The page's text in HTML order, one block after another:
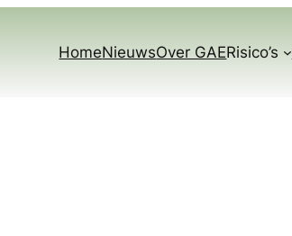
HomeNieuwsOver GAERisico’s